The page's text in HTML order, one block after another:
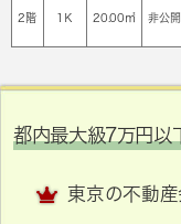
2階 1Ｋ 20.00㎡ 非公
都内最大級7万円以
東京の不動